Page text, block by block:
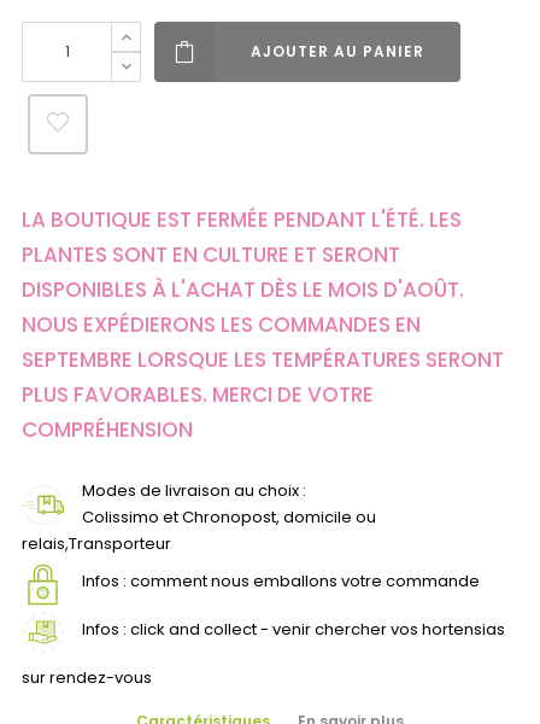
AJOUTER AU PANIER
LA BOUTIQUE EST FERMÉE PENDANT L'ÉTÉ. LES
PLANTES SONT EN CULTURE ET SERONT
DISPONIBLES À L'ACHAT DÈS LE MOIS D'AOÛT.
NOUS EXPÉDIERONS LES COMMANDES EN
SEPTEMBRE LORSQUE LES TEMPÉRATURES SERONT
PLUS FAVORABLES. MERCI DE VOTRE
COMPRÉHENSION
Modes de livraison au choix :
Colissimo et Chronopost, domicile ou
relais,Transporteur
Infos : comment nous emballons votre commande
Infos : click and collect - venir chercher vos hortensias
sur rendez-vous